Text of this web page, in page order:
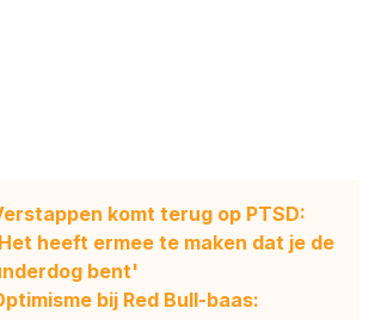
komt terug op PTSD:
heeft ermee te maken dat je de
bent'
bij Red Bull-baas: